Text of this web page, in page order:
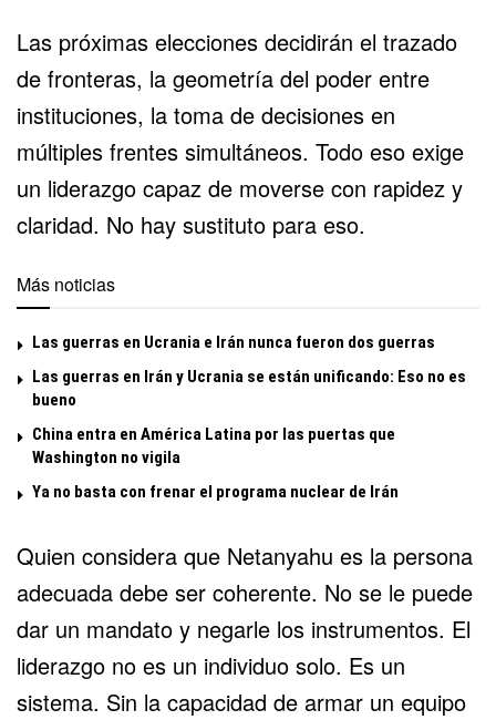
Las próximas elecciones decidirán el trazado
de fronteras, la geometría del poder entre
instituciones, la toma de decisiones en
múltiples frentes simultáneos. Todo eso exige
un liderazgo capaz de moverse con rapidez y
claridad. No hay sustituto para eso.
Más noticias
Las guerras en Ucrania e Irán nunca fueron dos guerras
Las guerras en Irán y Ucrania se están unificando: Eso no es
bueno
China entra en América Latina por las puertas que
Washington no vigila
Ya no basta con frenar el programa nuclear de Irán
Quien considera que Netanyahu es la persona
adecuada debe ser coherente. No se le puede
dar un mandato y negarle los instrumentos. El
liderazgo no es un individuo solo. Es un
sistema. Sin la capacidad de armar un equipo